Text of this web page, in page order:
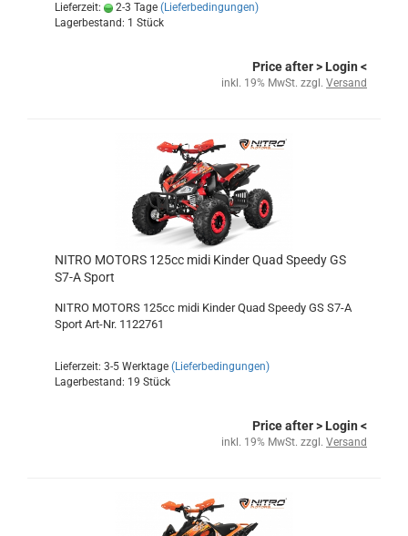
Lieferzeit: 2-3 Tage (Lieferbedingungen)
Lagerbestand: 1 Stück
Price after> Login <
inkl. 19% MwSt. zzgl. Versand
NITRO MOTORS 125cc midi Kinder Quad Speedy GS
S7-A Sport
NITRO MOTORS 125cc midi Kinder Quad Speedy GS S7-A
Sport Art-Nr. 1122761
Lieferzeit: 3-5 Werktage (Lieferbedingungen)
Lagerbestand: 19 Stück
Price after> Login <
inkl. 19% MwSt. zzgl. Versand